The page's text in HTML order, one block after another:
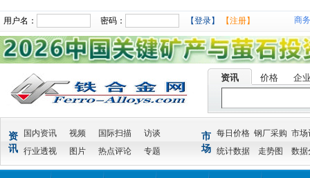
用户名： 密码： 【登录】 【注册】 商
资讯 价格 企
资
讯
国内资讯 视频 国际扫描
访谈
行业透视
图片 热点评论 专题
市
场
每日价格 钢厂采购 市场
统计数据
走势图 数据